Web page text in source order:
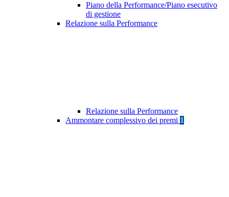
Piano della Performance/Piano esecutivo
di gestione
Relazione sulla Performance
Relazione sulla Performance
Ammontare complessivo dei premi 1